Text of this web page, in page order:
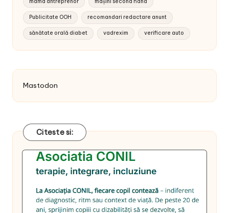
Publicitate OOH recomandari redactare anunt
sănătate orală diabet vadrexim verificare auto
Mastodon
Citeste si: